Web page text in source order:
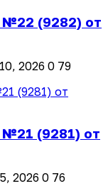
№22 (9282) от
2026 0 79
№21 (9281) от
2026 0 76